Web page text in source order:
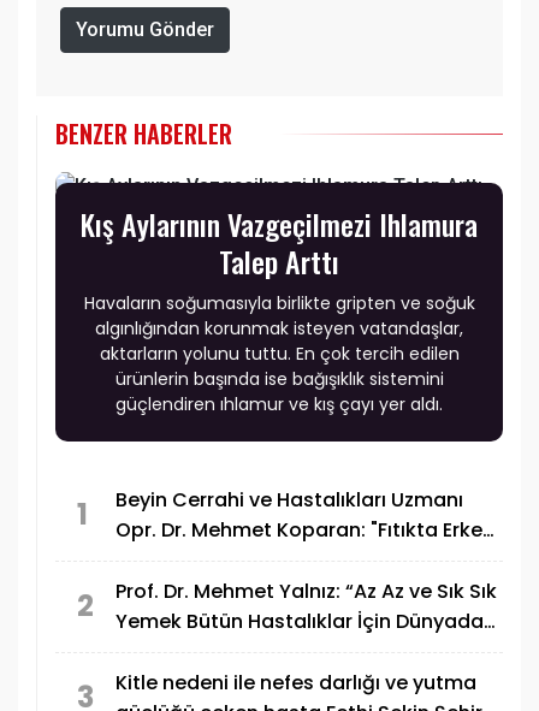
Yorumu Gönder
BENZER HABERLER
Kış Aylarının Vazgeçilmezi Ihlamura
Talep Arttı
Havaların soğumasıyla birlikte gripten ve soğuk
algınlığından korunmak isteyen vatandaşlar,
aktarların yolunu tuttu. En çok tercih edilen
ürünlerin başında ise bağışıklık sistemini
güçlendiren ıhlamur ve kış çayı yer aldı.
1
Beyin Cerrahi ve Hastalıkları Uzmanı
Opr. Dr. Mehmet Koparan: "Fıtıkta Erken
2
Prof. Dr. Mehmet Yalnız: “Az Az ve Sık Sık
Yemek Bütün Hastalıklar İçin Dünyada
3
Kitle nedeni ile nefes darlığı ve yutma